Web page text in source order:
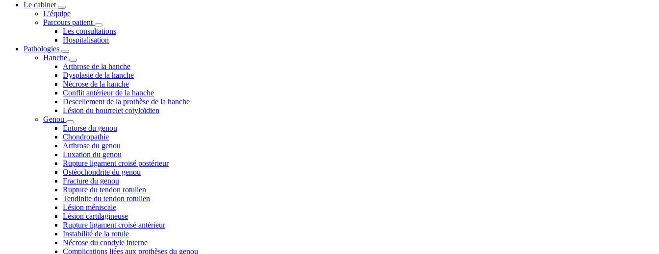
Le cabinet
L’équipe
Parcours patient
Les consultations
Hospitalisation
Pathologies
Hanche
Arthrose de la hanche
Dysplasie de la hanche
Nécrose de la hanche
Conflit antérieur de la hanche
Descellement de la prothèse de la hanche
Lésion du bourrelet cotyloïdien
Genou
Entorse du genou
Chondropathie
Arthrose du genou
Luxation du genou
Rupture ligament croisé postérieur
Ostéochondrite du genou
Fracture du genou
Rupture du tendon rotulien
Tendinite du tendon rotulien
Lésion méniscale
Lésion cartilagineuse
Rupture ligament croisé antérieur
Instabilité de la rotule
Nécrose du condyle interne
Complications liées aux prothèses du genou